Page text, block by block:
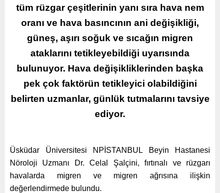
tüm rüzgar çeşitlerinin yanı sıra hava nem
oranı ve hava basıncının ani değişikliği,
güneş, aşırı soğuk ve sıcağın migren
ataklarını tetikleyebildiği uyarısında
bulunuyor. Hava değişikliklerinden başka
pek çok faktörün tetikleyici olabildiğini
belirten uzmanlar, günlük tutmalarını tavsiye
ediyor.
Üsküdar Üniversitesi NPİSTANBUL Beyin Hastanesi
Nöroloji Uzmanı Dr. Celal Şalçini, fırtınalı ve rüzgarı
havalarda migren ve migren ağrısına ilişkin
değerlendirmede bulundu.